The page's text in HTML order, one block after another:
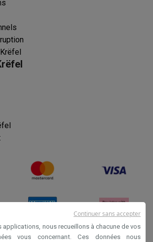
applications, nous recueillons à chacune de vos
vous concernant. Ces données nous
Continuer sans accepter